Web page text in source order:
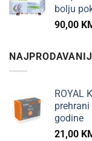
bolju
90,00
ROYAL
godine
21,00